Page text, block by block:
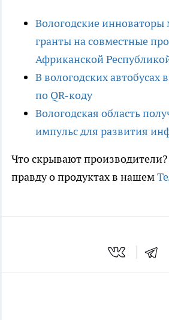
Вологодские инноваторы
гранты на совместные
Африканской
В вологодских автобусах
по QR-коду
Вологодская область
импульс для развития
Что скрывают
правду о продуктах в нашем